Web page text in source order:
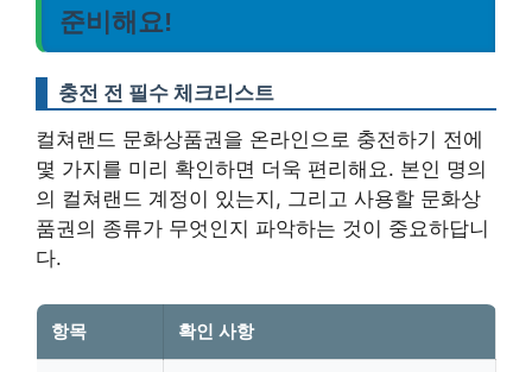
준비해요!
충전 전 필수 체크리스트
컬쳐랜드 문화상품권을 온라인으로 충전하기 전에
몇 가지를 미리 확인하면 더욱 편리해요. 본인 명의
의 컬쳐랜드 계정이 있는지, 그리고 사용할 문화상
품권의 종류가 무엇인지 파악하는 것이 중요하답니
다.
항목 확인 사항